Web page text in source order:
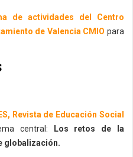
de actividades del Centro
de Valencia CMIO para
Revista de Educación Social
central:
Los retos de la
globalización.